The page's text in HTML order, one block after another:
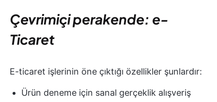
Çevrimiçi perakende: e-
Ticaret
E-ticaret işlerinin öne çıktığı özellikler şunlardır:
Ürün deneme için sanal gerçeklik alışveriş